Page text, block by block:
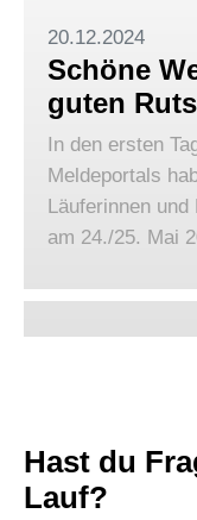
20.12.2024
Schöne
guten
In den ersten
Meldeportals
Läuferinnen
am 24./25. Mai
Hast du
Lauf?